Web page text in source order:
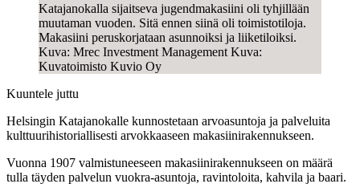
Katajanokalla sijaitseva jugendmakasiini oli tyhjillään
muutaman vuoden. Sitä ennen siinä oli toimistotiloja.
Makasiini peruskorjataan asunnoiksi ja liiketiloiksi.
Kuva: Mrec Investment Management Kuva:
Kuvatoimisto Kuvio Oy
Kuuntele juttu
Helsingin Katajanokalle kunnostetaan arvoasuntoja ja palveluita
kulttuuri­historiallisesti arvokkaaseen makasiini­rakennukseen.
Vuonna 1907 valmistuneeseen makasiini­rakennukseen on määrä
tulla täyden palvelun vuokra-asuntoja, ravintoloita, kahvila ja baari.